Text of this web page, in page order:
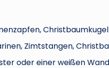
Zimtstangen,
oder einer weißen